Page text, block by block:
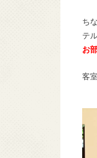
ち
テ
お
客